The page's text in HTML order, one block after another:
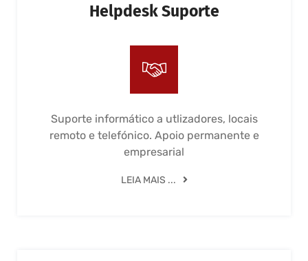
Helpdesk Suporte
Suporte informático a utlizadores, locais
remoto e telefónico. Apoio permanente e
empresarial
LEIA MAIS ...